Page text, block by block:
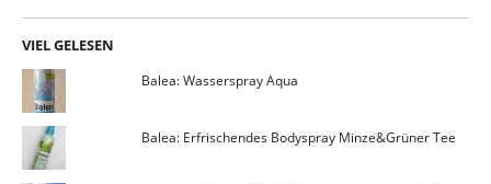
VIEL GELESEN
Balea: Wasserspray Aqua
Balea: Erfrischendes Bodyspray Minze&Grüner Tee